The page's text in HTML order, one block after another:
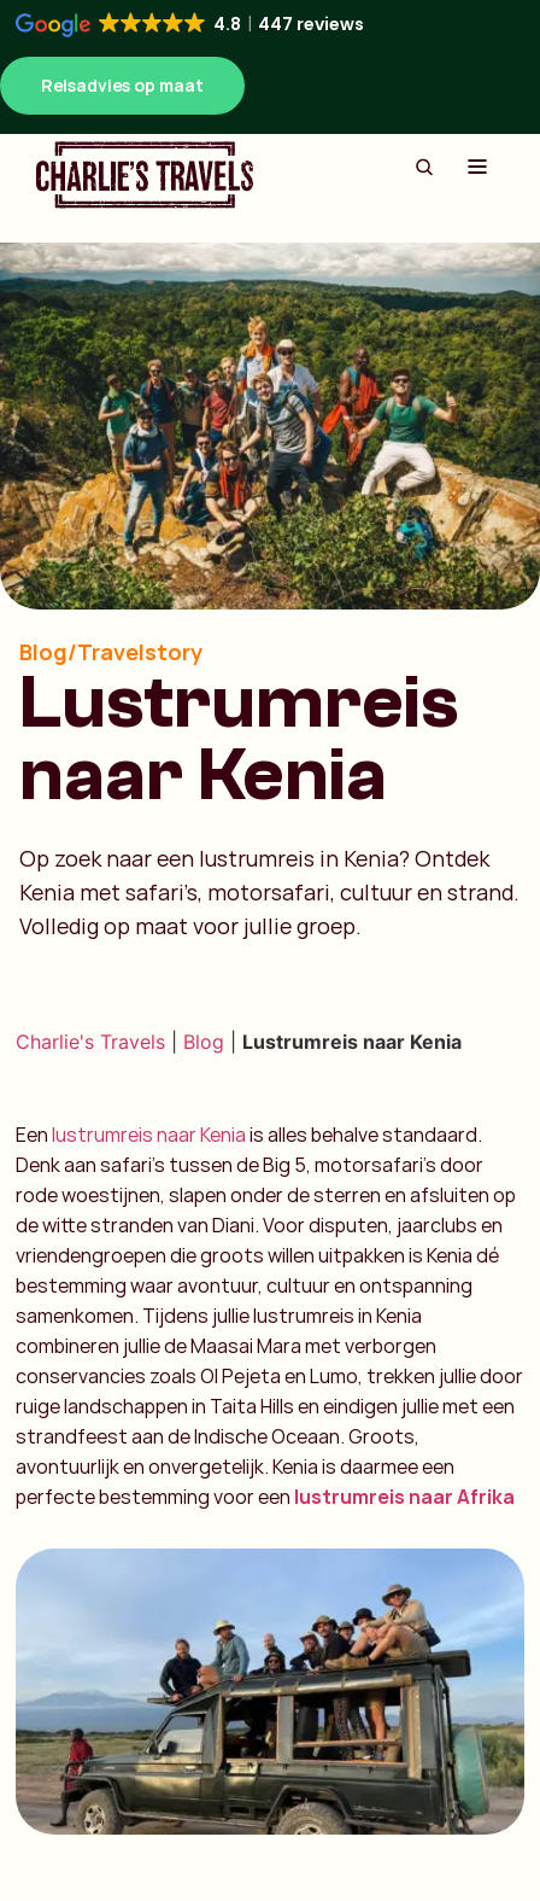
4.8 447 reviews
Reisadvies op maat
Blog/Travelstory
Lustrumreis
naar Kenia
Op zoek naar een lustrumreis in Kenia? Ontdek
Kenia met safari’s, motorsafari, cultuur en strand.
Volledig op maat voor jullie groep.
Charlie's Travels Blog Lustrumreis naar Kenia
Eenlustrumreis naar Keniais alles behalve standaard.
Denk aan safari’s tussen de Big 5, motorsafari’s door
rode woestijnen, slapen onder de sterren en afsluiten op
de witte stranden van Diani. Voor disputen, jaarclubs en
vriendengroepen die groots willen uitpakken is Kenia dé
bestemming waar avontuur, cultuur en ontspanning
samenkomen. Tijdens jullie lustrumreis in Kenia
combineren jullie deMaasai Maramet verborgen
conservancies zoalsOl Pejetaen Lumo, trekken jullie door
ruige landschappen in Taita Hills en eindigen jullie met een
strandfeest aan de Indische Oceaan. Groots,
avontuurlijk en onvergetelijk. Kenia is daarmee een
perfecte bestemming voor een lustrumreis naar Afrika